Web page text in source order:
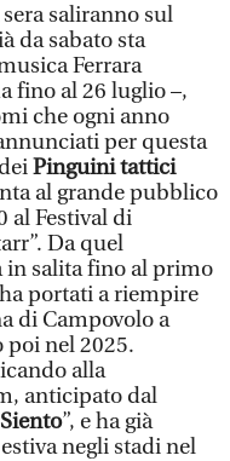
saliranno sul
da sabato sta
Ferrara
fino al 26 luglio –,
che ogni anno
per questa
Pinguini tattici
al grande pubblico
al Festival di
Da quel
in salita fino al primo
portati a riempire
di Campovolo a
poi nel 2025.
alla
anticipato dal
”, e ha già
negli stadi nel